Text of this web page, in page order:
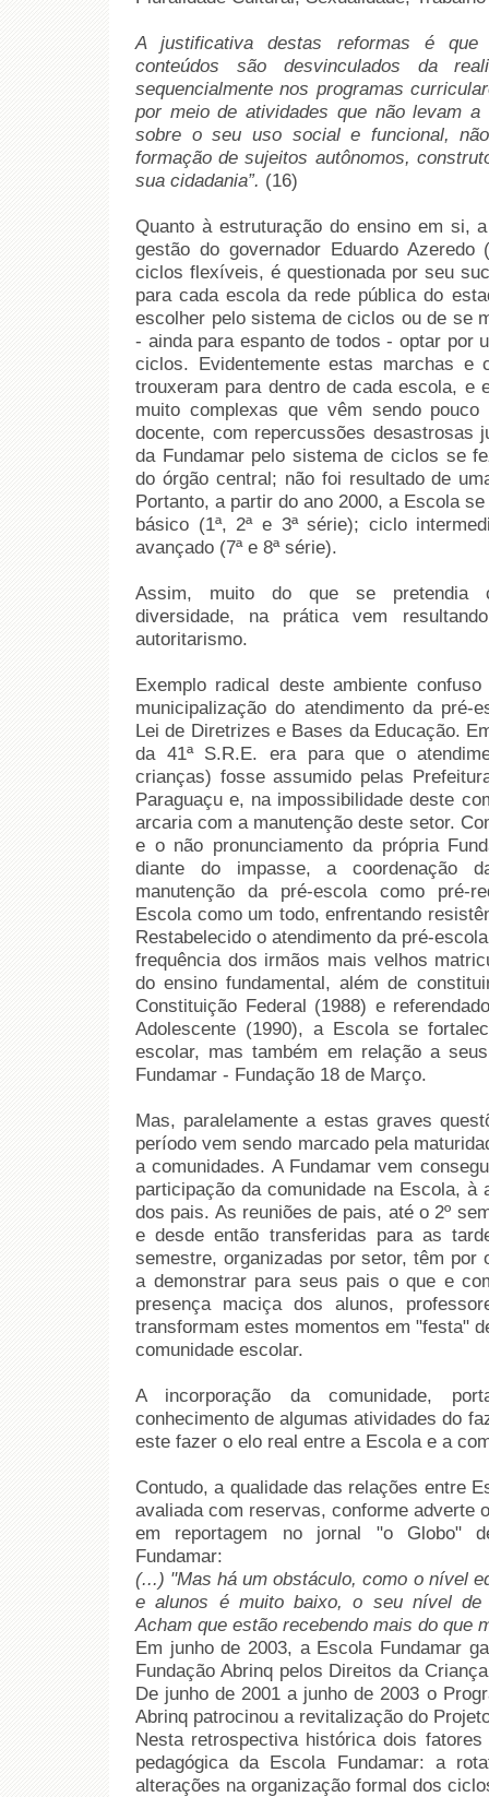
A justificativa destas reformas é que
conteúdos são desvinculados da
sequencialmente nos programas
por meio de atividades que não levam a
sobre o seu uso social e funcional,
formação de sujeitos autônomos,
sua cidadania”. (16)
Quanto à estruturação do ensino em si,
gestão do governador Eduardo Azeredo
ciclos flexíveis, é questionada por seu
para cada escola da rede pública do
escolher pelo sistema de ciclos ou de se
- ainda para espanto de todos - optar por
ciclos. Evidentemente estas marchas e
trouxeram para dentro de cada escola, e
muito complexas que vêm sendo
docente, com repercussões desastrosas
da Fundamar pelo sistema de ciclos se
do órgão central; não foi resultado de
Portanto, a partir do ano 2000, a Escola
básico (1ª, 2ª e 3ª série); ciclo
avançado (7ª e 8ª série).
Assim, muito do que se pretendia
diversidade, na prática vem
autoritarismo.
Exemplo radical deste ambiente
municipalização do atendimento da pré-
Lei de Diretrizes e Bases da Educação.
da 41ª S.R.E. era para que o
crianças) fosse assumido pelas
Paraguaçu e, na impossibilidade deste
arcaria com a manutenção deste setor.
e o não pronunciamento da própria
diante do impasse, a coordenação
manutenção da pré-escola como pré-
Escola como um todo, enfrentando
Restabelecido o atendimento da pré-
frequência dos irmãos mais velhos
do ensino fundamental, além de
Constituição Federal (1988) e
Adolescente (1990), a Escola se
escolar, mas também em relação a
Fundamar - Fundação 18 de Março.
Mas, paralelamente a estas graves
período vem sendo marcado pela
a comunidades. A Fundamar vem
participação da comunidade na Escola, à
dos pais. As reuniões de pais, até o 2º
e desde então transferidas para as
semestre, organizadas por setor, têm por
a demonstrar para seus pais o que e
presença maciça dos alunos,
transformam estes momentos em "festa"
comunidade escolar.
A incorporação da comunidade,
conhecimento de algumas atividades do
este fazer o elo real entre a Escola e a
Contudo, a qualidade das relações entre
avaliada com reservas, conforme adverte
em reportagem no jornal "o Globo"
Fundamar:
(...) "Mas há um obstáculo, como o nível
e alunos é muito baixo, o seu nível de
Acham que estão recebendo mais do que
Em junho de 2003, a Escola Fundamar
Fundação Abrinq pelos Direitos da
De junho de 2001 a junho de 2003 o
Abrinq patrocinou a revitalização do
Nesta retrospectiva histórica dois
pedagógica da Escola Fundamar: a
alterações na organização formal dos